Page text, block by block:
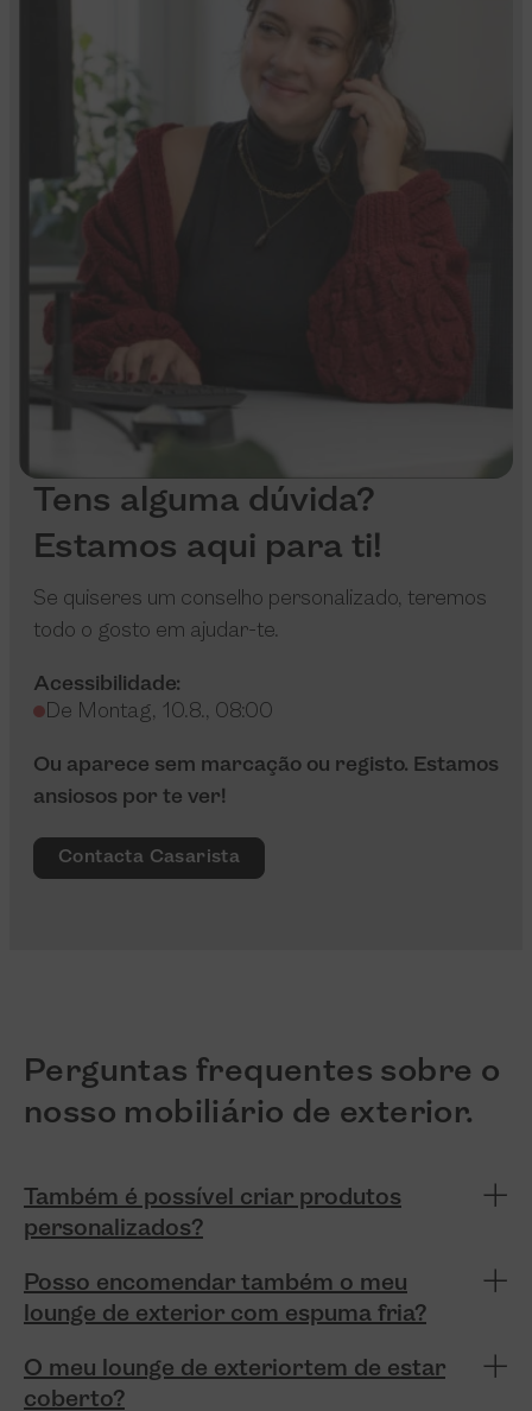
Tens alguma dúvida?
Estamos aqui para ti!
Se quiseres um conselho personalizado, teremos
todo o gosto em ajudar-te.
Acessibilidade:
De Montag, 10.8., 08:00
Ou aparece sem marcação ou registo. Estamos
ansiosos por te ver!
Contacta Casarista
Perguntas frequentes sobre o
nosso mobiliário de exterior.
Também é possível criar produtos
personalizados?
Posso encomendar também o meu
lounge de exterior com espuma fria?
O meu lounge de exteriortem de estar
coberto?